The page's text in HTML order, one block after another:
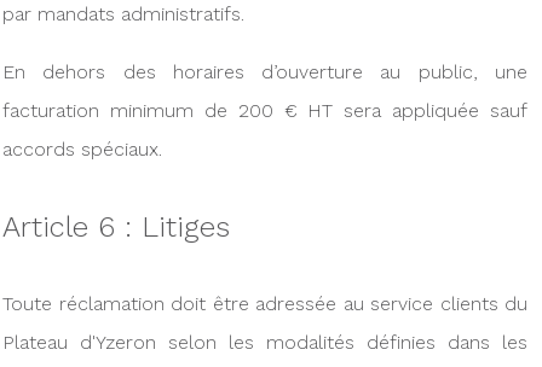
par mandats administratifs.
En dehors des horaires d’ouverture au public, une
facturation minimum de 200 € HT sera appliquée sauf
accords spéciaux.
Article 6 : Litiges
Toute réclamation doit être adressée au service clients du
Plateau d'Yzeron selon les modalités définies dans les